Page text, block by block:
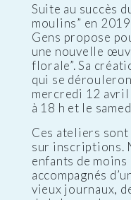
Suite au succès
moulins” en
Gens propose
une nouvelle
florale”. Sa
qui se
mercredi 12 avril
à 18 h et le
Ces ateliers
sur inscriptions.
enfants de moins
accompagnés
vieux journaux,